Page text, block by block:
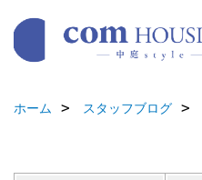
ホーム スタッフブログ